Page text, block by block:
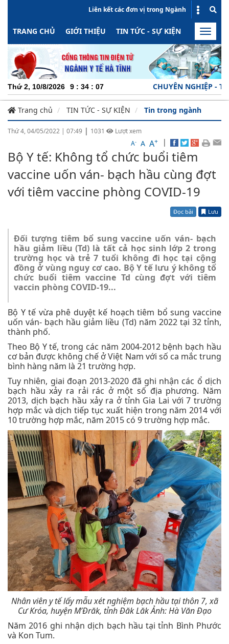
Liên kết các đơn vị trong Ngành
TRANG CHỦ GIỚI THIỆU TIN TỨC - SỰ KIỆN HOẠT
Toggle
Thứ 2, 10/8/2026 9 : 34 : 08 CHUYÊN NGHIỆP -
Trang chủ TIN TỨC - SỰ KIỆN Tin trong ngành
Thứ 4, 04/05/2022 | 07:49 | 1031
Lượt xem
A- A A+ |
Bộ Y tế: Không tổ chức buổi tiêm
vaccine uốn ván- bạch hầu cùng đợt
với tiêm vaccine phòng COVID-19
Đọc bài Lưu
Đối tượng tiêm bổ sung vaccine uốn ván- bạch
hầu giảm liều (Td) là tất cả học sinh lớp 2 trong
trường học và trẻ 7 tuổi không đi học tại cộng
đồng ở vùng nguy cơ cao. Bộ Y tế lưu ý không tổ
chức buổi tiêm vaccine Td cùng đợt với tiêm
vaccin phòng COVID-19...
Bộ Y tế vừa phê duyệt kế hoạch tiêm bổ sung vaccine
uốn ván- bạch hầu giảm liều (Td) năm 2022 tại 32 tỉnh,
thành phố.
Theo Bộ Y tế, trong các năm 2004-2012 bệnh bạch hầu
cơ bản được không chế ở Việt Nam với số ca mắc trung
bình hàng năm là 21 trường hợp.
Tuy nhiên, giai đoạn 2013-2020 đã ghi nhận các ổ dịch
bạch hầu xảy ra rải rác ở một số địa phương. Năm
2013, dịch bạch hầu xảy ra ở tỉnh Gia Lai với 7 trường
hợp mắc và dịch tiếp tục xuất hiện trong năm 2014 với
10 trường hợp mắc, năm 2015 có 9 trường hợp mắc.
Nhân viên y tế lấy mẫu xét nghiệm bạch hầu tại thôn 7, xã
Cư Króa, huyện M’Đrăk, tỉnh Đăk Lăk Ảnh: Hà Văn Đạo
Năm 2016 ghi nhận dịch bạch hầu tại tỉnh Bình Phước
và Kon Tum.